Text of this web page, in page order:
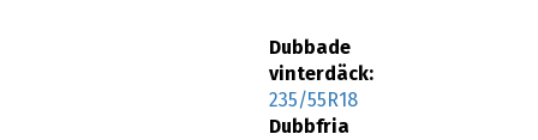
Dubbade
vinterdäck:
235/55R18
Dubbfria